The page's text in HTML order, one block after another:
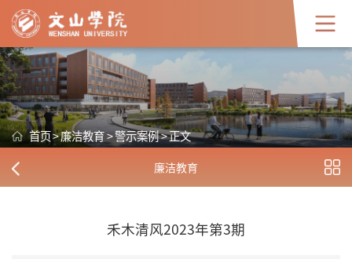
首页>廉洁教育>警示案例>正文
廉洁教育
禾木清风2023年第3期